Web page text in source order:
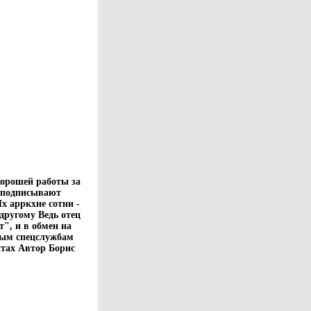
работы за
арркхне сотни -
Ведь отец
и в обмен на
спецслужбам
Автор Борис